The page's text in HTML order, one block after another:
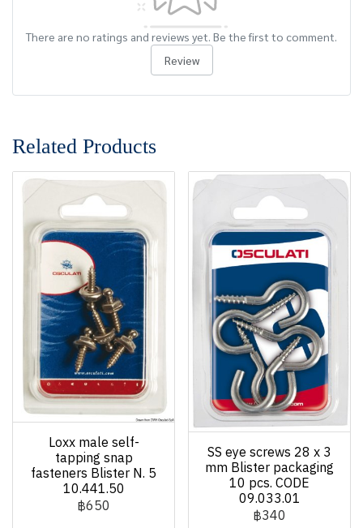
There are no ratings and reviews yet. Be the first to comment.
Review
Related Products
Loxx male self-
tapping snap
fasteners Blister N. 5
10.441.50
฿650
SS eye screws 28 x 3
mm Blister packaging
10 pcs. CODE
09.033.01
฿340